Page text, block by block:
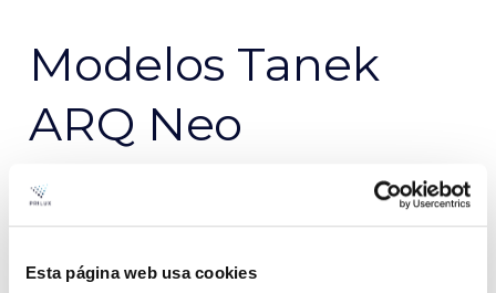
Esta página web usa cookies
Modelos Tanek
ARQ Neo
Tanek
Box